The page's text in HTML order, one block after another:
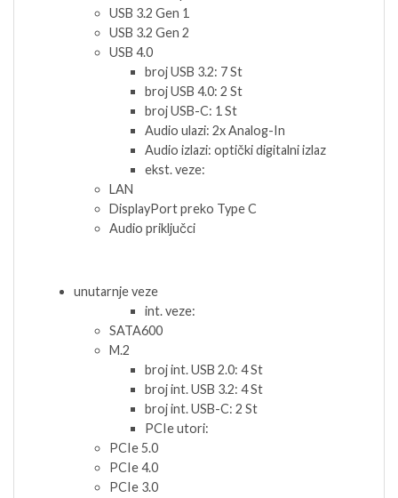
USB 3.2 Gen 1
USB 3.2 Gen 2
USB 4.0
broj USB 3.2: 7 St
broj USB 4.0: 2 St
broj USB-C: 1 St
Audio ulazi: 2x Analog-In
Audio izlazi: optički digitalni izlaz
ekst. veze:
LAN
DisplayPort preko Type C
Audio priključci
unutarnje veze
int. veze:
SATA600
M.2
broj int. USB 2.0: 4 St
broj int. USB 3.2: 4 St
broj int. USB-C: 2 St
PCIe utori:
PCIe 5.0
PCIe 4.0
PCIe 3.0